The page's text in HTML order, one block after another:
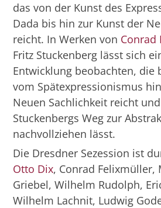
das von der Kunst des
Dada bis hin zur Kunst der
reicht. In Werken von Conrad
Fritz Stuckenberg lässt sich
Entwicklung beobachten, die
vom Spätexpressionismus
Neuen Sachlichkeit reicht
Stuckenbergs Weg zur
nachvollziehen lässt.
Die Dresdner Sezession ist
Otto Dix, Conrad Felixmüller,
Griebel, Wilhelm Rudolph,
Wilhelm Lachnit, Ludwig